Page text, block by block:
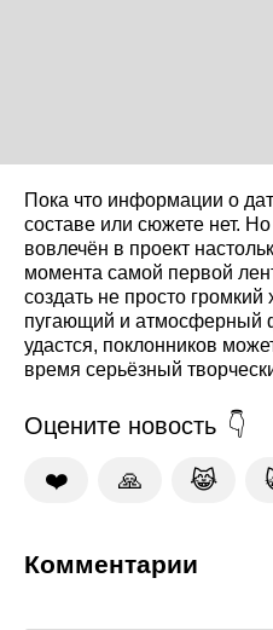
Пока что информации о
составе или сюжете нет.
вовлечён в проект
момента самой первой
создать не просто
пугающий и атмосферный
удастся, поклонников
время серьёзный
Оцените новость
❤️ 🙏 😹
Комментарии